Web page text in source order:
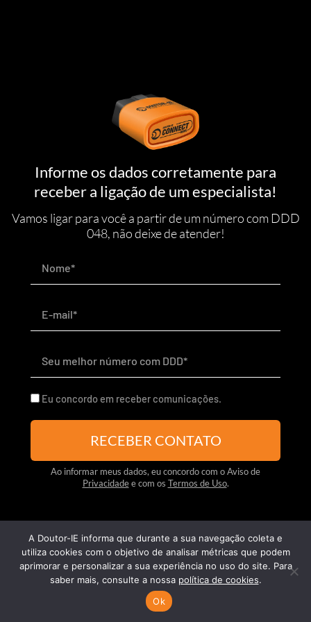
Informe os dados corretamente para
receber a ligação de um especialista!
Vamos ligar para você a partir de um número com DDD
048, não deixe de atender!
mail*
Eu concordo em receber comunicações.
RECEBER CONTATO
Ao informar meus dados, eu concordo com o Aviso de
Privacidadee com os Termos de Uso.
A Doutor-IE informa que durante a sua navegação coleta e
utiliza cookies com o objetivo de analisar métricas que podem
aprimorar e personalizar a sua experiência no uso do site. Para
saber mais, consulte a nossa política de cookies.
Ok